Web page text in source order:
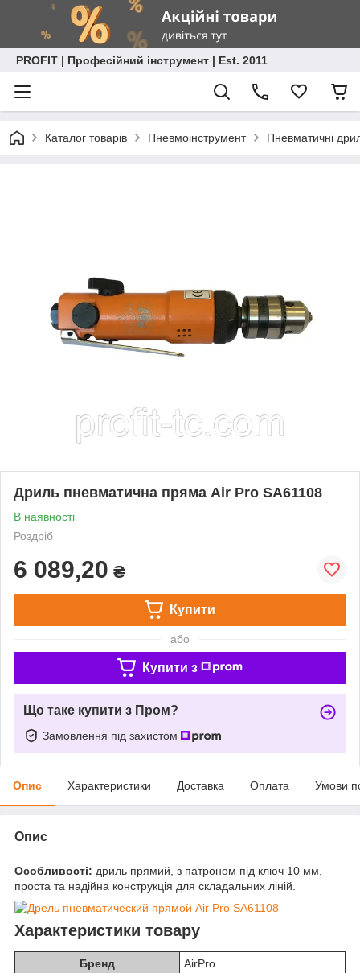
PROFIT | Професійний інструмент | Est. 2011
Каталог товарів Пневмоінструмент Пневматичні
Дриль пневматична пряма Air Pro SA61108
В наявності
Роздріб
6 089,20 ₴
Купити
або
Купити з
Що таке купити з Пром?
Замовлення під захистом
Опис Характеристики Доставка Оплата Умови
Опис
Особливості: дриль прямий, з патроном під ключ 10 мм,
проста та надійна конструкція для складальних ліній.
Характеристики товару
Бренд
AirPro